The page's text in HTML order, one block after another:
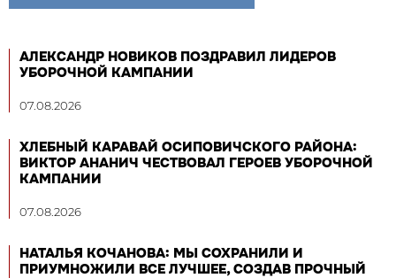
АЛЕКСАНДР НОВИКОВ ПОЗДРАВИЛ ЛИДЕРОВ
УБОРОЧНОЙ КАМПАНИИ
07.08.2026
ХЛЕБНЫЙ КАРАВАЙ ОСИПОВИЧСКОГО РАЙОНА:
ВИКТОР АНАНИЧ ЧЕСТВОВАЛ ГЕРОЕВ УБОРОЧНОЙ
КАМПАНИИ
07.08.2026
НАТАЛЬЯ КОЧАНОВА: МЫ СОХРАНИЛИ И
ПРИУМНОЖИЛИ ВСЕ ЛУЧШЕЕ, СОЗДАВ ПРОЧНЫЙ